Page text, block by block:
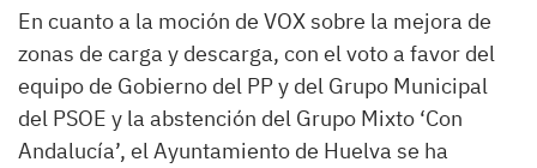
En cuanto a la moción de VOX sobre la mejora de
zonas de carga y descarga, con el voto a favor del
equipo de Gobierno del PP y del Grupo Municipal
del PSOE y la abstención del Grupo Mixto ‘Con
Andalucía’, el Ayuntamiento de Huelva se ha